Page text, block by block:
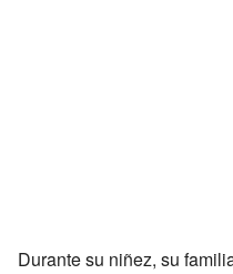
Durante su niñez, su